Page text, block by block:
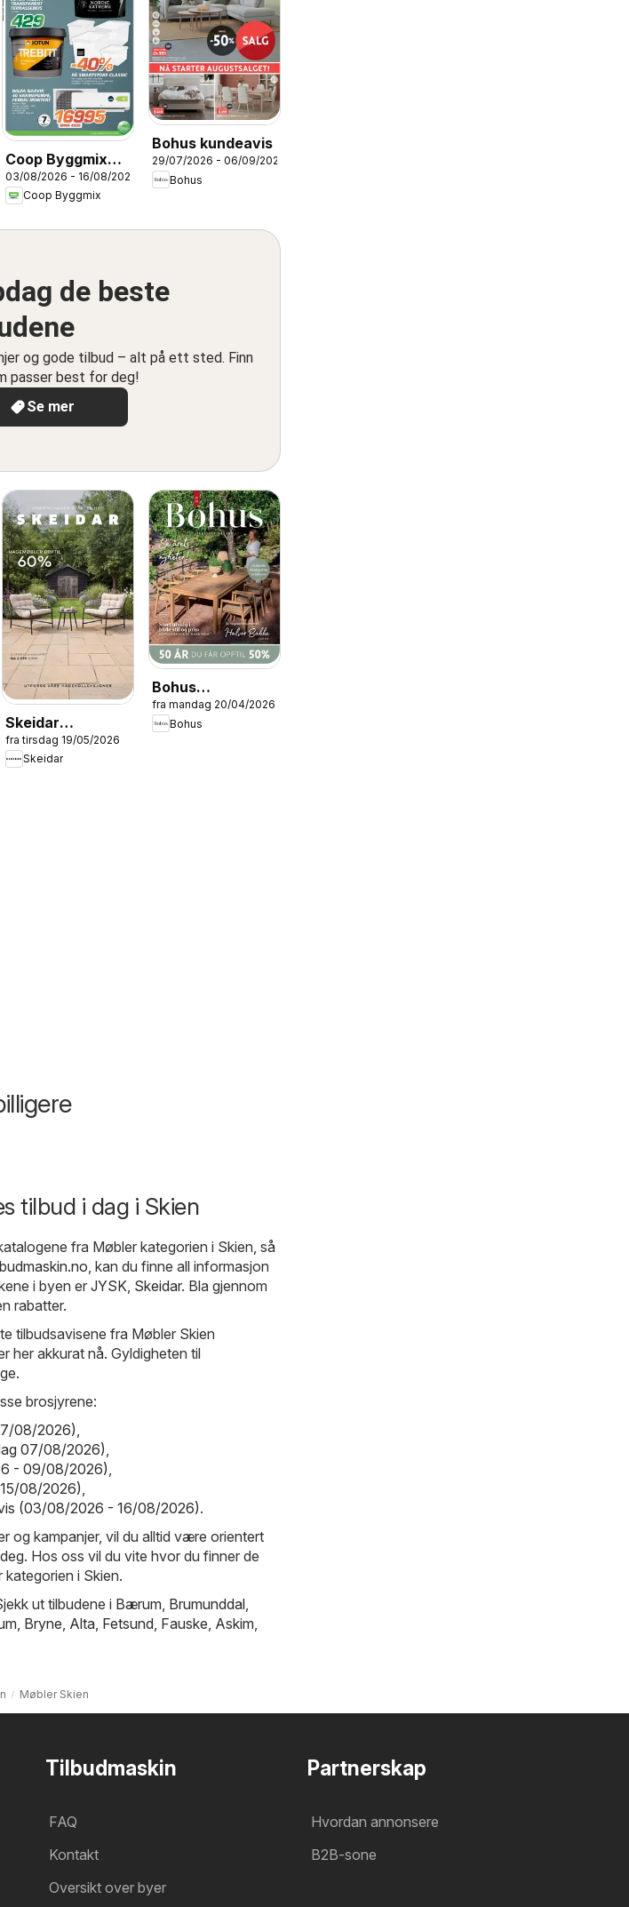
Coop Byggmix
kundeavis
03/08/2026 - 16/08/2026
Coop Byggmix
Bohus kundeavis
29/07/2026 - 06/09/2026
Bohus
de beste
og gode tilbud – alt på ett sted. Finn
passer best for deg!
Se mer
Skeidar
Hagekatalog
2026
fra tirsdag 19/05/2026
Skeidar
Bohus
Hageinspirasjon
2026
fra mandag 20/04/2026
Bohus
tilbud i dag i Skien
fra Møbler kategorien i Skien, så
, kan du finne all informasjon
i byen erJYSK Skeidar. Bla gjennom
rabatter.
tilbudsavisene fra Møbler Skien
her akkurat nå. Gyldigheten til
brosjyrene:
08/2026)
07/08/2026)
- 09/08/2026)
08/2026)
(03/08/2026 - 16/08/2026).
og kampanjer, vil du alltid være orientert
Hos oss vil du vite hvor du finner de
i Skien.
ut tilbudene i Bærum Brumunddal
Bryne Alta Fetsund Fauske Askim
Møbler Skien
Tilbudmaskin
FAQ
Kontakt
Oversikt over byer
Partnerskap
Hvordan annonsere
B2B-sone